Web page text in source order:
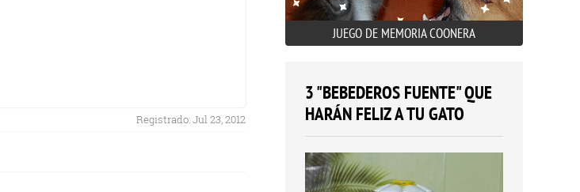
Registrado: Jul 23, 2012
JUEGO DE MEMORIA COONERA
3 "BEBEDEROS FUENTE" QUE
HARÁN FELIZ A TU GATO